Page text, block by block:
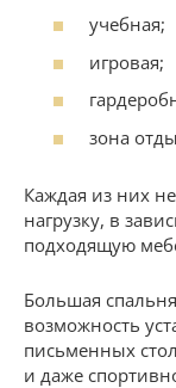
учебная;
игровая;
зона
Каждая из них
нагрузку, в
подходящую
Большая
возможность
письменных
и даже